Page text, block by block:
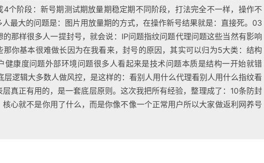
个阶段：新号期测试期放量期稳定期不同阶段，打法完全不一样，操作不
最大的问题是：图片用放量期的方式，在操作新号结果就是：直接死。03
那样很多人一提封号，就会说：IP问题指纹问题代理问题这些当然有影响
你基本很难做长因为在我看来，封号的原因，其实可以归为5大类：结构
健康度问题外部环境问题很多人看起来是技术问题本质是结构一开始就错
层逻辑大多数人做风控，是这样的：看别人用什么代理看别人用什么指纹看
真正有用的，是一套底层原则。这次我把所有经验，整理成了：10条防封
心就不是你用了什么，而是你像不像一个正常用户所以大家做返利网养号